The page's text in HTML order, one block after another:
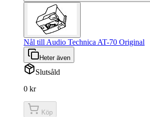
Nål till Audio Technica AT-70 Original
Heter även
Slutsåld
0 kr
Köp